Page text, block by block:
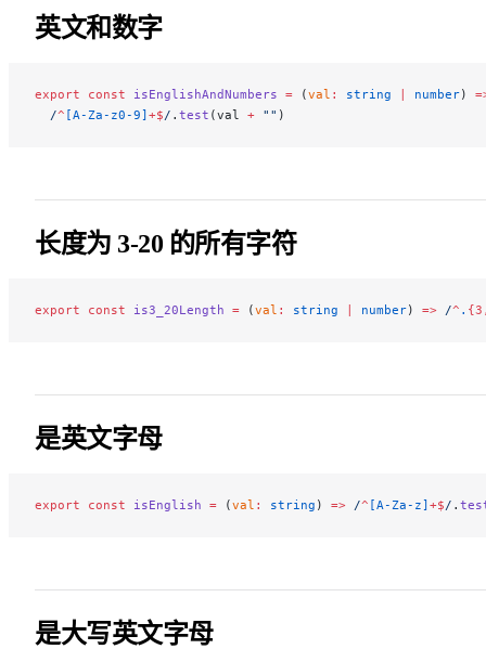
英文和数字
export const isEnglishAndNumbers = (val : string | number)
  /
^ [A-Za-z0-9]+$/ . test (val + "" )
长度为 3-20 的所有字符
export const is3_20Length = (val : string | number) => /^ .
是英文字母
export const isEnglish = (val : string ) => /^ [A-Za-z]+$/ .
是大写英文字母